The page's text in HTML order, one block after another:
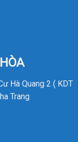
Hà Quang 2 ( KDT
Trang